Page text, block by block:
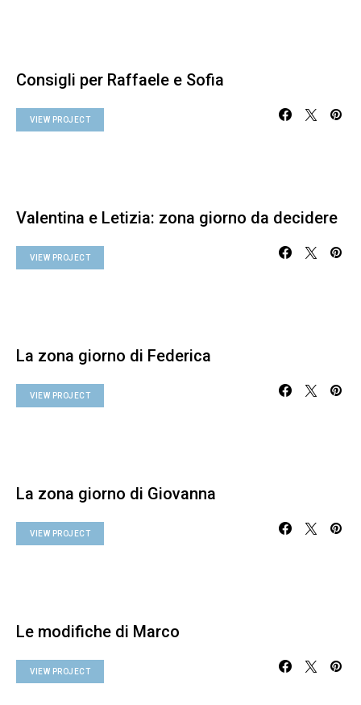
Consigli per Raffaele e Sofia
VIEW PROJECT
Valentina e Letizia: zona giorno da decidere
VIEW PROJECT
La zona giorno di Federica
VIEW PROJECT
La zona giorno di Giovanna
VIEW PROJECT
Le modifiche di Marco
VIEW PROJECT